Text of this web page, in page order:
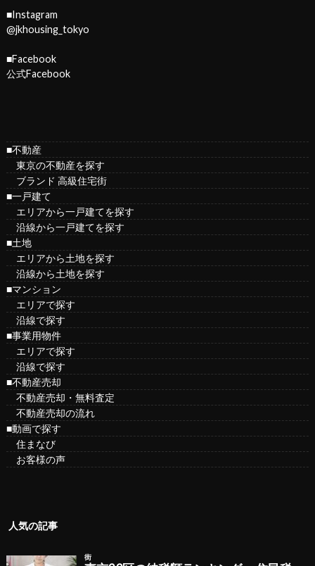
■Instagram
@jkhousing_tokyo
■Facebook
公式Facebook
■不動産
東京の不動産を探す
ブランド 高級住宅街
■一戸建て
エリアから一戸建てを探す
沿線から一戸建てを探す
■土地
エリアから土地を探す
沿線から土地を探す
■マンション
エリアで探す
沿線で探す
■事業用物件
エリアで探す
沿線で探す
■不動産売却
不動産売却・無料査定
不動産売却の流れ
■動画で探す
住まなび
お客様の声
人気の記事